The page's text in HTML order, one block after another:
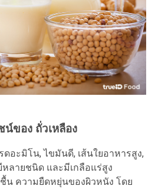
น์ของ ถั่วเหลือง
ดอะมิโน, ไขมันดี, เส้นใยอาหารสูง,
หลายชนิด และมีเกลือแร่สูง
น ความยืดหยุ่นของผิวหนัง โดย